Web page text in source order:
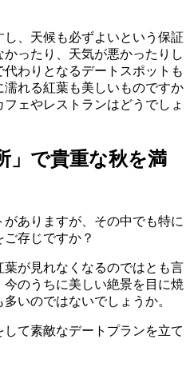
、天候も必ずよいという保証
ったり、天気が悪かったりし
わりとなるデートスポットも
れる紅葉も美しいものですか
ェやレストランはどうでしょ
」で貴重な秋を満
ありますが、その中でも特に
存じですか？
が見れなくなるのではとも言
のうちに美しい絶景を目に焼
いのではないでしょうか。
て素敵なデートプランを立て